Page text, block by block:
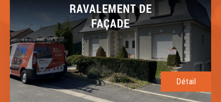
RAVALEMENT DE
FAÇADE
Détail